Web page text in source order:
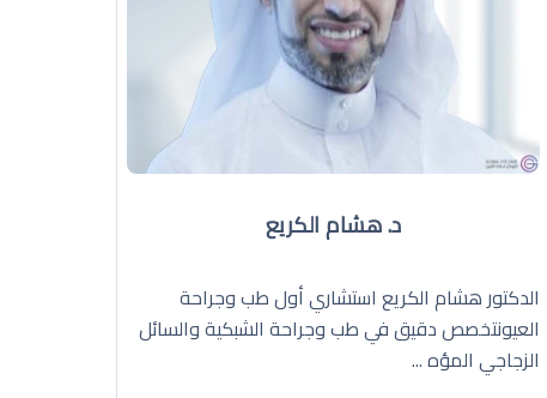
د. هشام الكريع
الدكتور هشام الكريع استشاري أول طب وجراحة
العيونتخصص دقيق في طب وجراحة الشبكية والسائل
الزجاجي المؤه ...